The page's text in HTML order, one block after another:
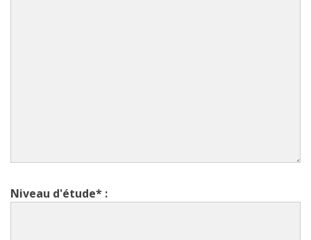
Niveau d'étude* :